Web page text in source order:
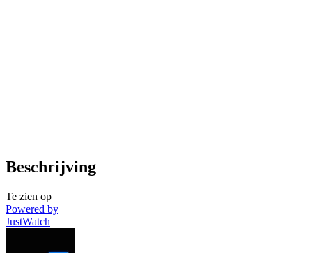
Beschrijving
Te zien op
Powered by
JustWatch